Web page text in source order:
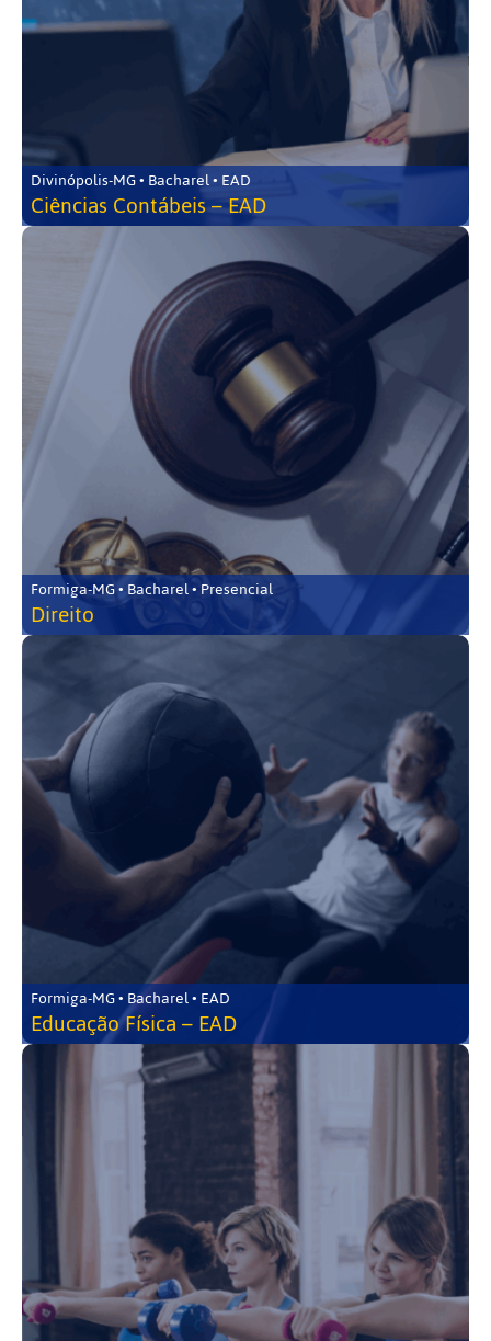
Divinópolis-MG • Bacharel • EAD
Ciências Contábeis – EAD
Formiga-MG • Bacharel • Presencial
Direito
Formiga-MG • Bacharel • EAD
Educação Física – EAD